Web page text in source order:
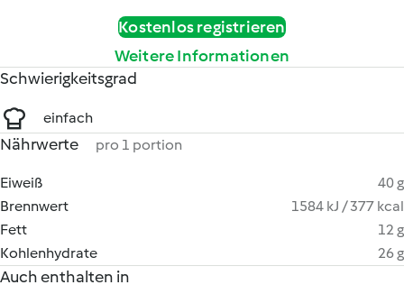
Kostenlos registrieren
Weitere Informationen
Schwierigkeitsgrad
einfach
Nährwerte pro 1 portion
Eiweiß
40 g
Brennwert
1584 kJ / 377 kcal
Fett
12 g
Kohlenhydrate
26 g
Auch enthalten in